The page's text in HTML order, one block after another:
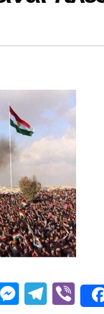
M T
Vi